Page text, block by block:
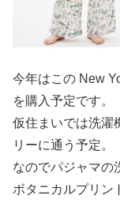
今年はこの New
を購入予定です。
仮住まいでは洗濯
リーに通う予定。
なのでパジャマの
ボタニカルプリン